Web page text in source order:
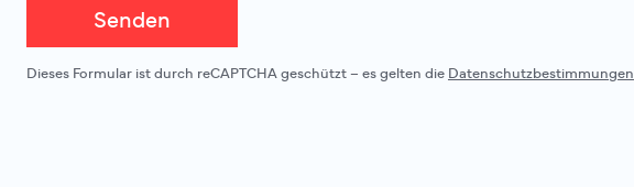
Senden
Dieses Formular ist durch reCAPTCHA geschützt – es gelten die Datenschutzbestimmungen